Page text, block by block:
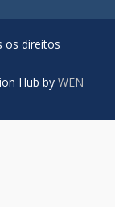
os direitos
Hub by WEN